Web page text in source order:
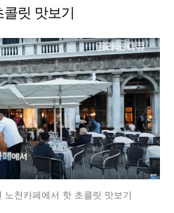
릿 맛보기
천카페에서 핫 초콜릿 맛보기